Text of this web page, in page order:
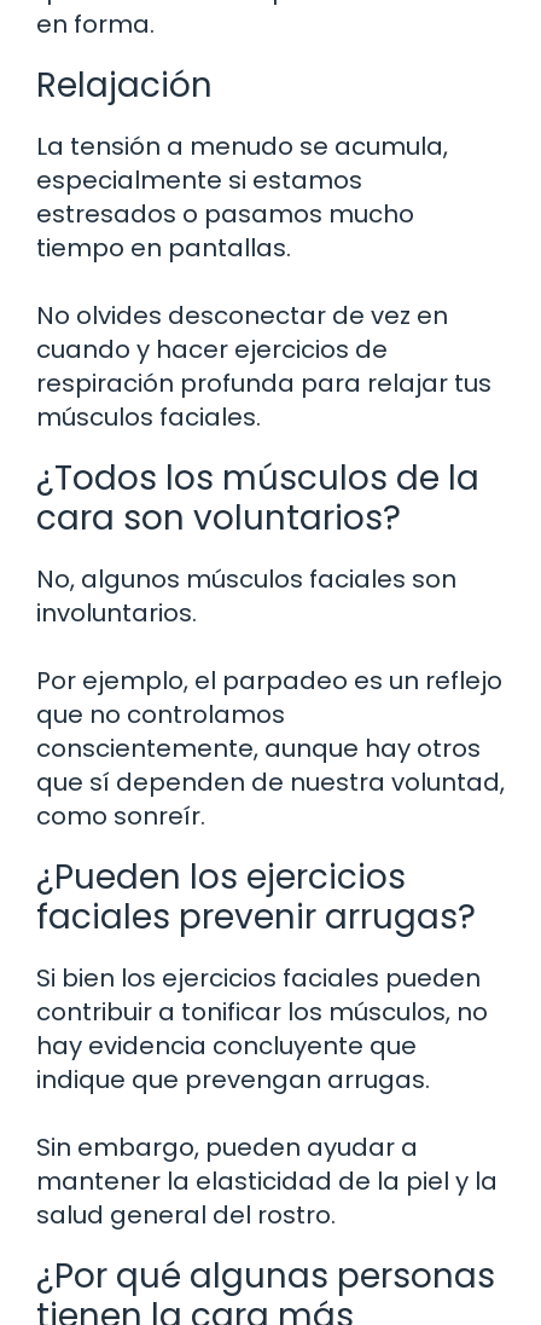
en forma.
Relajación
La tensión a menudo se acumula,
especialmente si estamos
estresados o pasamos mucho
tiempo en pantallas.
No olvides desconectar de vez en
cuando y hacer ejercicios de
respiración profunda para relajar tus
músculos faciales.
¿Todos los músculos de la
cara son voluntarios?
No, algunos músculos faciales son
involuntarios.
Por ejemplo, el parpadeo es un reflejo
que no controlamos
conscientemente, aunque hay otros
que sí dependen de nuestra voluntad,
como sonreír.
¿Pueden los ejercicios
faciales prevenir arrugas?
Si bien los ejercicios faciales pueden
contribuir a tonificar los músculos, no
hay evidencia concluyente que
indique que prevengan arrugas.
Sin embargo, pueden ayudar a
mantener la elasticidad de la piel y la
salud general del rostro.
¿Por qué algunas personas